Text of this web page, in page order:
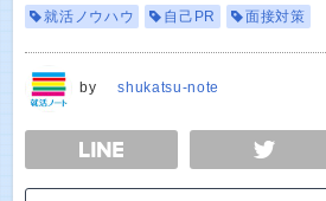
就活ノウハウ 自己PR 面接対策
by shukatsu-note
TWEET